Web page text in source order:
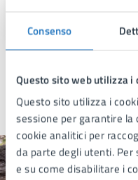
Consenso
Questo sito web utilizza i
Questo sito utilizza i
sessione per garantire
cookie analitici per
da parte degli utenti.
e su come disabilitare i
Ultimo aggiornamento:
Quanto sono